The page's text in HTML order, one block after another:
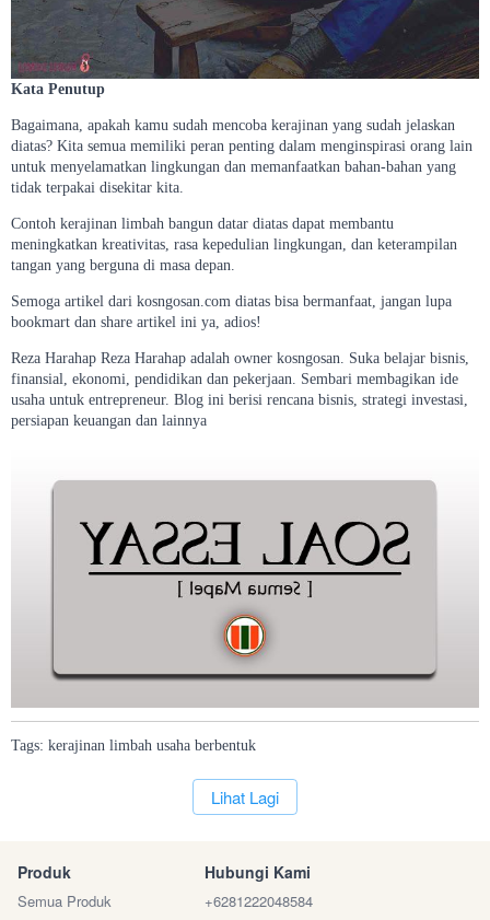
Kata Penutup
Bagaimana, apakah kamu sudah mencoba kerajinan yang sudah jelaskan
diatas? Kita semua memiliki peran penting dalam menginspirasi orang lain
untuk menyelamatkan lingkungan dan memanfaatkan bahan-bahan yang
tidak terpakai disekitar kita.
Contoh kerajinan limbah bangun datar diatas dapat membantu
meningkatkan kreativitas, rasa kepedulian lingkungan, dan keterampilan
tangan yang berguna di masa depan.
Semoga artikel dari kosngosan.com diatas bisa bermanfaat, jangan lupa
bookmart dan share artikel ini ya, adios!
Reza Harahap Reza Harahap adalah owner kosngosan. Suka belajar bisnis,
finansial, ekonomi, pendidikan dan pekerjaan. Sembari membagikan ide
usaha untuk entrepreneur. Blog ini berisi rencana bisnis, strategi investasi,
persiapan keuangan dan lainnya
Tags: kerajinan limbah usaha berbentuk
`Lihat Lagi
Produk
Semua Produk
Hubungi Kami
+6281222048584